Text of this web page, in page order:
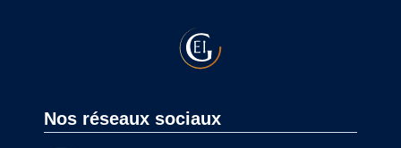
Nos réseaux sociaux